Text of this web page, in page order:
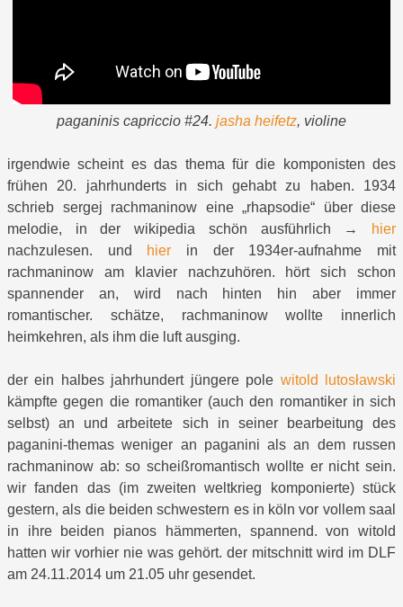
paganinis capriccio #24. jasha heifetz, violine
irgendwie scheint es das thema für die komponisten des
frühen 20. jahrhunderts in sich gehabt zu haben. 1934
schrieb sergej rachmaninow eine „rhapsodie“ über diese
melodie, in der wikipedia schön ausführlich →
hier
nachzulesen. und hier in der 1934er-aufnahme mit
rachmaninow am klavier nachzuhören. hört sich schon
spannender an, wird nach hinten hin aber immer
romantischer. schätze, rachmaninow wollte innerlich
heimkehren, als ihm die luft ausging.
der ein halbes jahrhundert jüngere pole witold lutosławski
kämpfte gegen die romantiker (auch den romantiker in sich
selbst) an und arbeitete sich in seiner bearbeitung des
paganini-themas weniger an paganini als an dem russen
rachmaninow ab: so scheißromantisch wollte er nicht sein.
wir fanden das (im zweiten weltkrieg komponierte) stück
gestern, als die beiden schwestern es in köln vor vollem saal
in ihre beiden pianos hämmerten, spannend. von witold
hatten wir vorhier nie was gehört. der mitschnitt wird im DLF
am 24.11.2014 um 21.05 uhr gesendet.